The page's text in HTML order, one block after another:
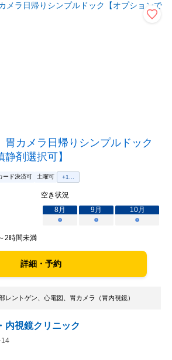
胃カメラ日帰りシンプルドック
静剤選択可】
ード決済可 土曜可 +1...
空き状況
8月 9月 10月
○
○ ○
2時間未満
詳細・予約
レントゲン、心電図、胃カメラ（胃内視鏡）
内視鏡クリニック
14